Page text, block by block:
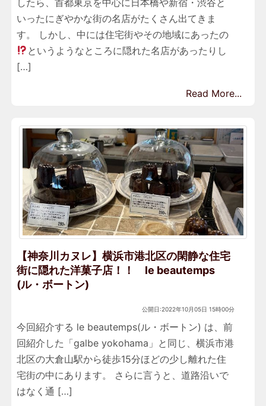
いったにぎやかな街の名店がたくさん出てきま
す。 しかし、中には住宅街やその地域にあったの
というようなところに隠れた名店があったりし
[…]
Read More...
【神奈川カヌレ】横浜市港北区の閑静な住宅
街に隠れた洋菓子店！！ le beautemps
(ル・ボートン)
公開日:2022年10月05日 15時00分
今回紹介する le beautemps(ル・ボートン) は、前
回紹介した「galbe yokohama」と同じ、横浜市港
北区の大倉山駅から徒歩15分ほどの少し離れた住
宅街の中にあります。 さらに言うと、道路沿いで
はなく通 […]